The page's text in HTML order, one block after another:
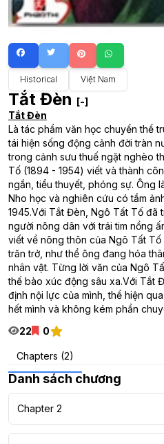
Historical Việt Nam
Tắt Đèn [-]
Tắt Đèn
Là tác phẩm văn học chuyển thể
tái hiện sống động cảnh đời tràn
trong cảnh sưu thuế ngặt nghèo
Tố (1894 - 1954) viết và thành
ngắn, tiểu thuyết, phóng sự. Ông
Nho học và nghiên cứu có tầm
1945.Với Tắt Đèn, Ngô Tất Tố đã
người nông dân với trái tim nồng
viết về nông thôn của Ngô Tất
trăn trở, như thể ông đang hóa
nhân vật. Từng lời văn của Ngô
thế bào xúc động sâu xa.Với Tắt
định nội lực của mình, thể hiện
hết mình và không kém phần
22
0
Chapters (2)
Danh sách chương
Chapter 2